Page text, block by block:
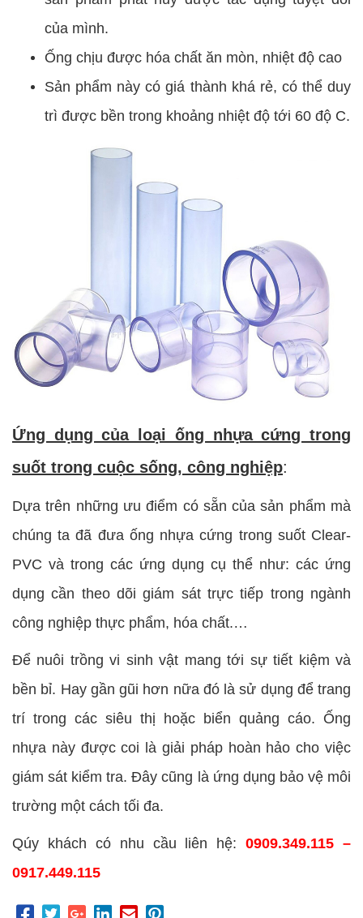
của mình.
Ống chịu được hóa chất ăn mòn, nhiệt độ cao
Sản phẩm này có giá thành khá rẻ, có thể duy
trì được bền trong khoảng nhiệt độ tới 60 độ C.
Ứng dụng của loại ống nhựa cứng trong
suốt trong cuộc sống, công nghiệp:
Dựa trên những ưu điểm có sẵn của sản phẩm mà
chúng ta đã đưa ống nhựa cứng trong suốt Clear-
PVC và trong các ứng dụng cụ thể như: các ứng
dụng cần theo dõi giám sát trực tiếp trong ngành
công nghiệp thực phẩm, hóa chất.…
Để nuôi trồng vi sinh vật mang tới sự tiết kiệm và
bền bỉ. Hay gần gũi hơn nữa đó là sử dụng để trang
trí trong các siêu thị hoặc biển quảng cáo. Ống
nhựa này được coi là giải pháp hoàn hảo cho việc
giám sát kiểm tra. Đây cũng là ứng dụng bảo vệ môi
trường một cách tối đa.
Qúy khách có nhu cầu liên hệ:0909.349.115 –
0917.449.115